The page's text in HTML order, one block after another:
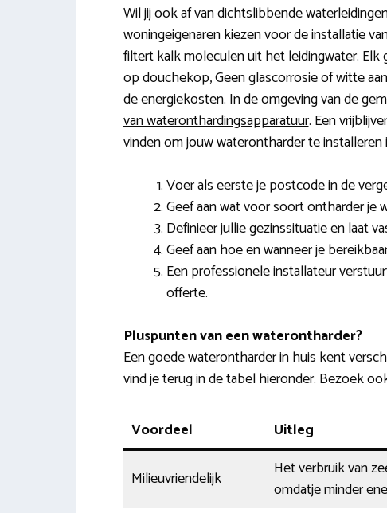
Wil jij ook af van dichtslibbende
woningeigenaren kiezen voor de installatie
filtert kalk moleculen uit het leidingwater. Elk
op douchekop, Geen glascorrosie of witte
de energiekosten. In de omgeving van de
van wateronthardingsapparatuur. Een
vinden om jouw waterontharder te
Voer als eerste je postcode in de
Geef aan wat voor soort ontharder je
Definieer jullie gezinssituatie en laat
Geef aan hoe en wanneer je
Een professionele installateur
offerte.
Pluspunten van een waterontharder?
Een goede waterontharder in huis kent
vind je terug in de tabel hieronder. Bezoek
Voordeel Uitleg
Milieuvriendelijk
Het verbruik van
omdatje minder